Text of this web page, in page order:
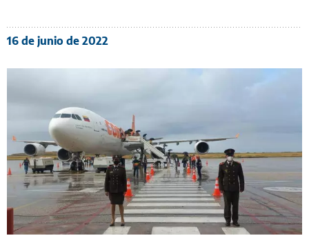
16 de junio de 2022